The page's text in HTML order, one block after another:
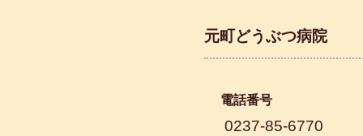
元町どうぶつ病院
電話番号
0237-85-6770